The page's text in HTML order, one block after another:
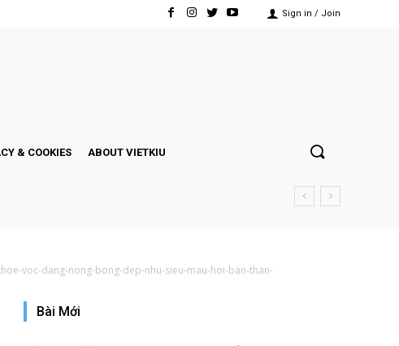
Sign in / Join
& COOKIES ABOUT VIETKIU
voc-dang-nong-bong-dep-nhu-sieu-mau-hoi-ban-than-
Bài Mới